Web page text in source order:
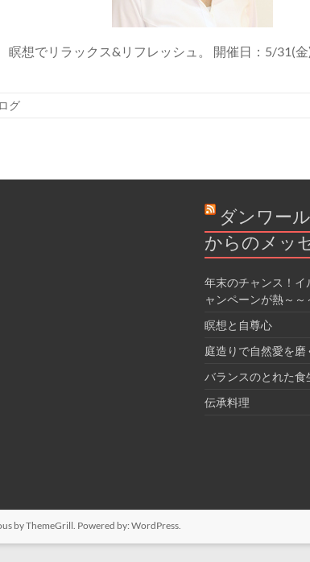
想でリラックス&リフレッシュ。 開催日：5/31(
グ
ダンワー
からのメッ
年末のチャンス！イ
ャンペーンが熱～～
瞑想と自尊心
庭造りで自然愛を磨
バランスのとれた
伝承料理
by ThemeGrill. Powered by: WordPress.